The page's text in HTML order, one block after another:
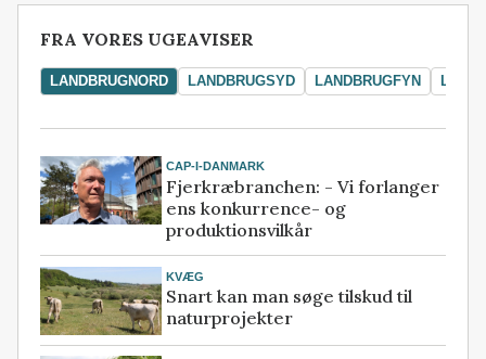
FRA VORES UGEAVISER
LANDBRUGNORD LANDBRUGSYD LANDBRUGFYN
CAP-I-DANMARK
Fjerkræbranchen: - Vi forlanger
ens konkurrence- og
produktionsvilkår
KVÆG
Snart kan man søge tilskud til
naturprojekter